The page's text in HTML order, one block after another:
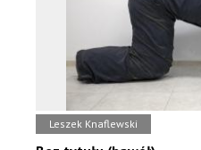
Leszek Knaflewski